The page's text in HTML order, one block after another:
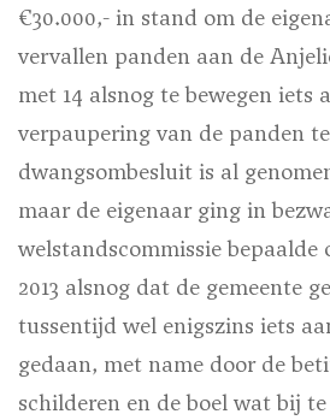
€30.000,- in stand om de
vervallen panden aan de
met 14 alsnog te bewegen iets
verpaupering van de panden
dwangsombesluit is al
maar de eigenaar ging in
welstandscommissie bepaalde
2013 alsnog dat de gemeente
tussentijd wel enigszins iets
gedaan, met name door de
schilderen en de boel wat bij